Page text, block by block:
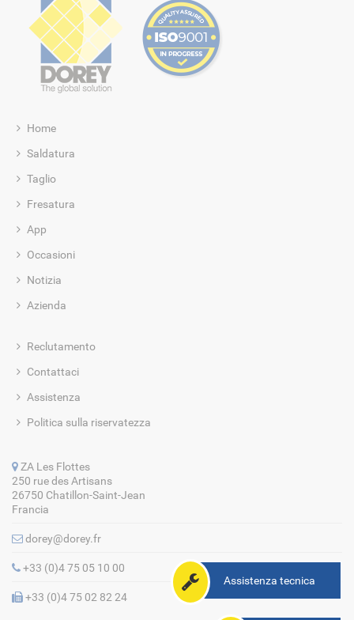
Home
Saldatura
Taglio
Fresatura
App
Occasioni
Notizia
Azienda
Reclutamento
Contattaci
Assistenza
Politica sulla riservatezza
ZA Les Flottes
250 rue des Artisans
26750 Chatillon-Saint-Jean
Francia
dorey@dorey.fr
+33 (0)4 75 05 10 00
+33 (0)4 75 02 82 24
Assistenza tecnica